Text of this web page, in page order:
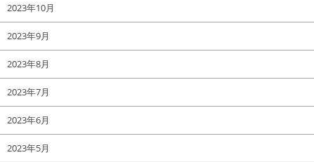
2023年10月
2023年9月
2023年8月
2023年7月
2023年6月
2023年5月